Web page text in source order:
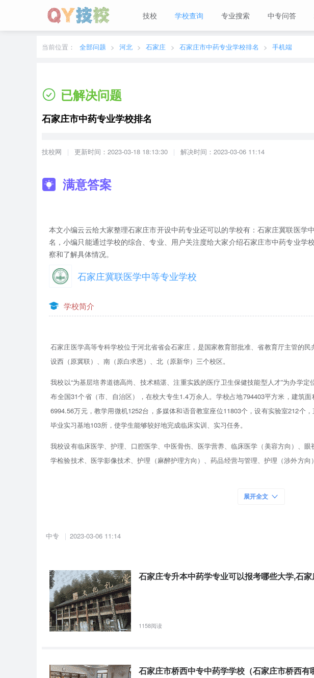
技校 学校查询 专业搜索 中专问答
当前城市： 广东 切换地区
当前位置： 全部问题 河北 石家庄 石家庄市中药专业学校排名 手机端
已解决问题
石家庄市中药专业学校排名
技校网 更新时间：2023-03-18 18:13:30 解决时间：2023-03-06 11:14
满意答案
本文小编云云给大家整理石家庄市开设中药专业还可以的学校有：石家庄冀联医学
名，小编只能通过学校的综合、专业、用户关注度给大家介绍石家庄市中药专业学
察和了解具体情况。
石家庄冀联医学中等专业学校
学校简介
石家庄医学高等专科学校位于河北省省会石家庄，是国家教育部批准、省教育厅主管的
设西（原冀联）、南（原白求恩）、北（原新华）三个校区。
我校以“为基层培养道德高尚、技术精湛、注重实践的医疗卫生保健技能型人才”为办学
布全国31个省（市、自治区），在校大专生1.4万余人。学校占地794403平方米，建筑
6994.56万元，教学用微机1252台，多媒体和语音教室座位11803个，设有实验室212个
毕业实习基地103所，使学生能够较好地完成临床实训、实习任务。
我校设有临床医学、护理、口腔医学、中医骨伤、医学营养、临床医学（美容方向）、
学检验技术、医学影像技术、护理（麻醉护理方向）、药品经营与管理、护理（涉外方
誉称号。许多位国家、省、部领导来校考察时，对学校的办学思想和取得的成绩给予了较高
范教学管理，努力挖掘教学管理中的质量潜力。近年来，实施“精品课”工程，整体拉动课
改革，把提升学生临床实践能力作为学校教学特色追求，通过加强实验教学环节，完善实
的基础。在河北省医学教育专业技能考核中，成绩名列前茅，印证了学校在改革和建设中的
学校具有良好的教育教学资源，拥有一批具有丰富教学经验的专家教授任课。近年来更加
我校历来重视学生就业工作，坚持以就业和社会需求为导向，不断深化教育教学改革。我
展开全文
中专 2023-03-06 11:14
石家庄专升本中药学专业可以报考哪些大学,石
1158阅读
石家庄市桥西中专中药学学校（石家庄市桥西有